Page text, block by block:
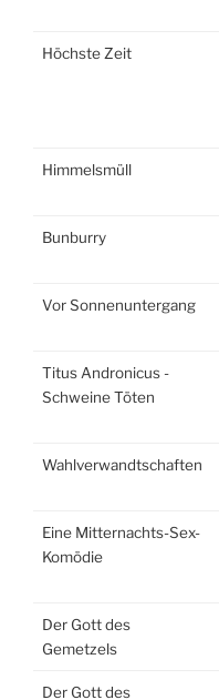
Höchste Zeit
Himmelsmüll
Bunburry
Vor Sonnenuntergang
Titus Andronicus -
Schweine Töten
Wahlverwandtschaften
Eine Mitternachts-Sex-
Komödie
Der Gott des
Gemetzels
Der Gott des